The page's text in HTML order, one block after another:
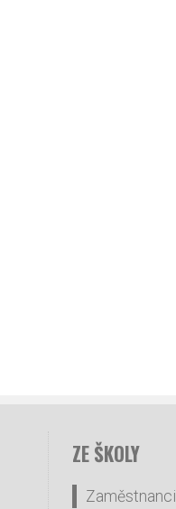
ZE ŠKOLY
Zaměstnanci